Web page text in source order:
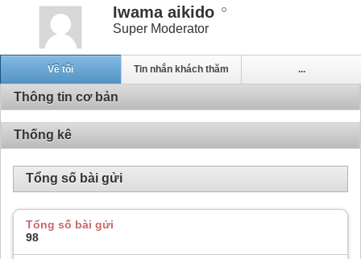
Iwama aikido
Super Moderator
Về tôi Tin nhắn khách thăm ...
Thông tin cơ bản
Thống kê
Tổng số bài gửi
Tổng số bài gửi
98